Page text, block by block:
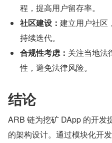
程，提高用户留存率。
社区建设： 建立用户社区
持续迭代。
合规性考虑： 关注当地法
性，避免法律风险。
结论
ARB 链为挖矿 DApp 的开发
的架构设计。通过模块化开